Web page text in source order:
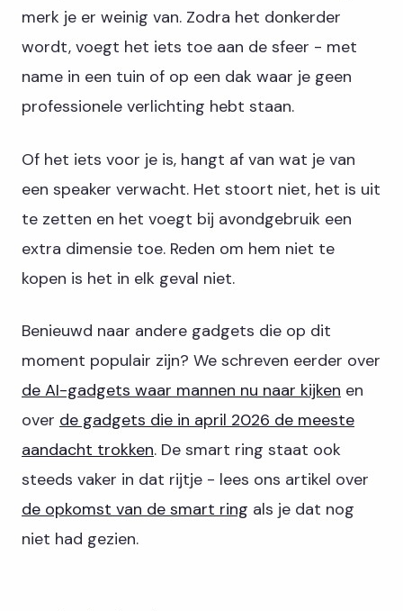
merk je er weinig van. Zodra het donkerder
wordt, voegt het iets toe aan de sfeer - met
name in een tuin of op een dak waar je geen
professionele verlichting hebt staan.
Of het iets voor je is, hangt af van wat je van
een speaker verwacht. Het stoort niet, het is uit
te zetten en het voegt bij avondgebruik een
extra dimensie toe. Reden om hem niet te
kopen is het in elk geval niet.
Benieuwd naar andere gadgets die op dit
moment populair zijn? We schreven eerder over
de AI-gadgets waar mannen nu naar kijken en
over de gadgets die in april 2026 de meeste
aandacht trokken. De smart ring staat ook
steeds vaker in dat rijtje - lees ons artikel over
de opkomst van de smart ring als je dat nog
niet had gezien.